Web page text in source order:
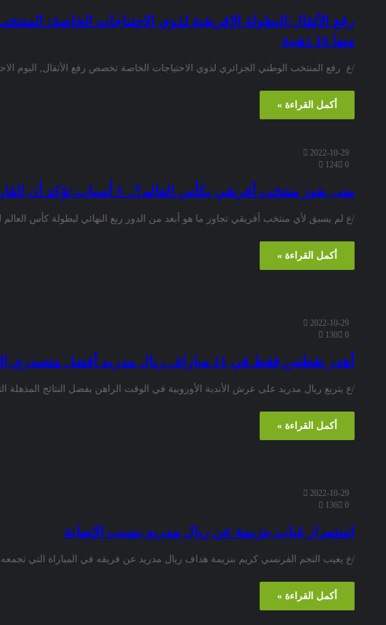
منها 16 ذهبية
/ع رفع المنتخب الوطني الجزائري لذوي الاحتياجات الخاصة تخصص رفع الأثقال, اليوم الاحد, رصيده الى 42
أكمل القراءة »
2022-10-29
0
124
متى يفوز منتخب أفريقي بكأس العالم؟.. 5 أسباب تؤكد أن القارة السمراء قادمة بقوة
/ع لم يسبق لأي منتخب أفريقي تجاوز ما هو أبعد من الدور ربع النهائي لبطولة كأس
أكمل القراءة »
2022-10-29
0
130
أهدر نقطتين فقط في 11 مباراة.. ريال مدريد أفضل متصدري الدوريات الأوروبية
/ع يتربع ريال مدريد على عرش الأندية الأوروبية في الوقت الراهن بفضل النتائج المذهلة
أكمل القراءة »
2022-10-29
0
136
استمرار غياب بنزيمة عن ريال مدريد بسبب الإصابة
/ع يغيب النجم الفرنسي كريم بنزيمة هداف ريال مدريد عن فريقه في المباراة التي
أكمل القراءة »